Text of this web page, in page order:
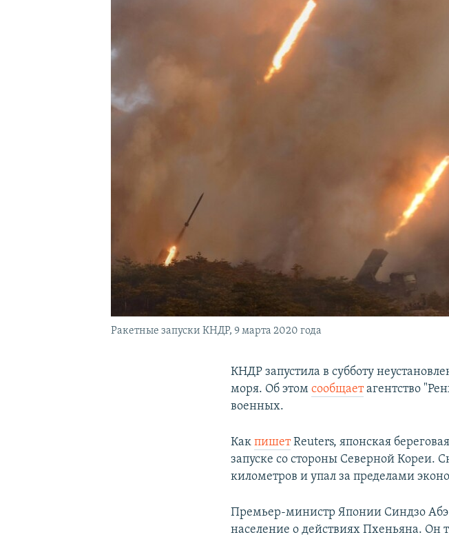
Ракетные запуски КНДР, 9 марта 2020 года
КНДР запустила в субботу
моря. Об этомсообщаетагентство
военных.
КакпишетReuters, японская
запуске со стороны Северной Кореи.
километров и упал за пределами
Премьер-министр Японии Синдзо
население о действиях Пхеньяна.